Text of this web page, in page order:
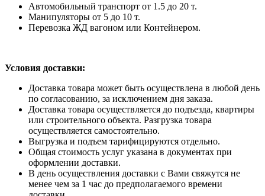
Автомобильный транспорт от 1.5 до 20 т.
Манипуляторы от 5 до 10 т.
Перевозка ЖД вагоном или Контейнером.
Условия доставки:
Доставка товара может быть осуществлена в любой день
по согласованию, за исключением дня заказа.
Доставка товара осуществляется до подъезда, квартиры
или строительного объекта. Разгрузка товара
осуществляется самостоятельно.
Выгрузка и подъем тарифицируются отдельно.
Общая стоимость услуг указана в документах при
оформлении доставки.
В день осуществления доставки с Вами свяжутся не
менее чем за 1 час до предполагаемого времени